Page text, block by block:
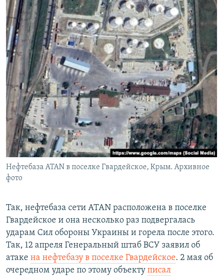
Нефтебаза ATAN в поселке Гвардейское, Крым. Архивное
фото
Так, нефтебаза сети ATAN расположена в поселке
Гвардейское и она несколько раз подвергалась
ударам Сил обороны Украины и горела после этого.
Так, 12 апреля Генеральный штаб ВСУ заявил об
атаке на нефтебазу в поселке Гвардейское. 2 мая об
очередном ударе по этому объекту писал